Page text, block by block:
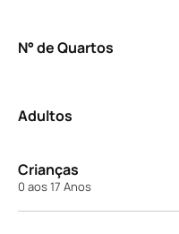
N° de Quartos
Adultos
Crianças
0 aos 17 Anos